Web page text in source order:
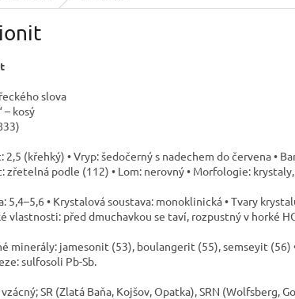
slova
– kosý
2,5 (křehký) • Vryp: šedočerný s nadechem do červena •
zřetelná podle (112) • Lom: nerovný • Morfologie:
5,4–5,6 • Krystalová soustava: monoklinická • Tvary
vlastnosti: před dmuchavkou se taví, rozpustný v horké
minerály: jamesonit (53), boulangerit (55), semseyit
sulfosoli Pb-Sb.
vzácný; SR (Zlatá Baňa, Kojšov, Opatka), SRN (Wolfsberg,